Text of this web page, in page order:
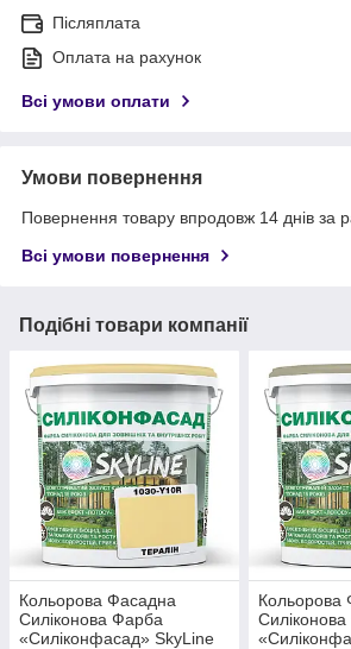
Післяплата
Оплата на рахунок
Всі умови оплати
Умови повернення
Повернення товару впродовж 14 днів за
Всі умови повернення
Подібні товари компанії
Кольорова Фасадна
Силіконова Фарба
«Силіконфасад» SkyLine
Кольорова